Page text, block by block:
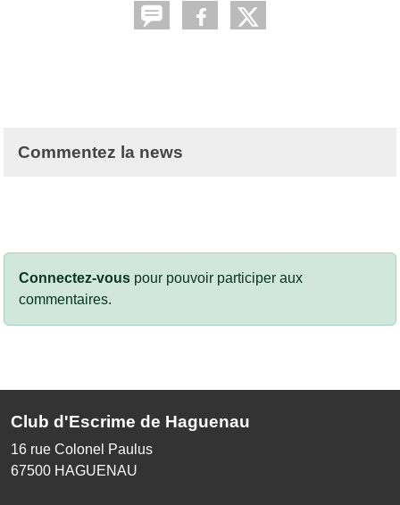
Commentez la news
Connectez-vous pour pouvoir participer aux
commentaires.
Club d'Escrime de Haguenau
16 rue Colonel Paulus
67500 HAGUENAU